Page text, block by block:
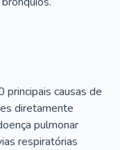
principais causas de
diretamente
pulmonar
respiratórias